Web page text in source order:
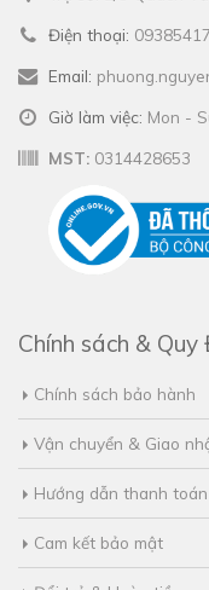
Điện thoại:
Email:
Giờ làm việc: Mon -
MST: 0314428653
Chính sách & Quy
Chính sách bảo hành
Vận chuyển & Giao
Hướng dẫn thanh toán
Cam kết bảo mật